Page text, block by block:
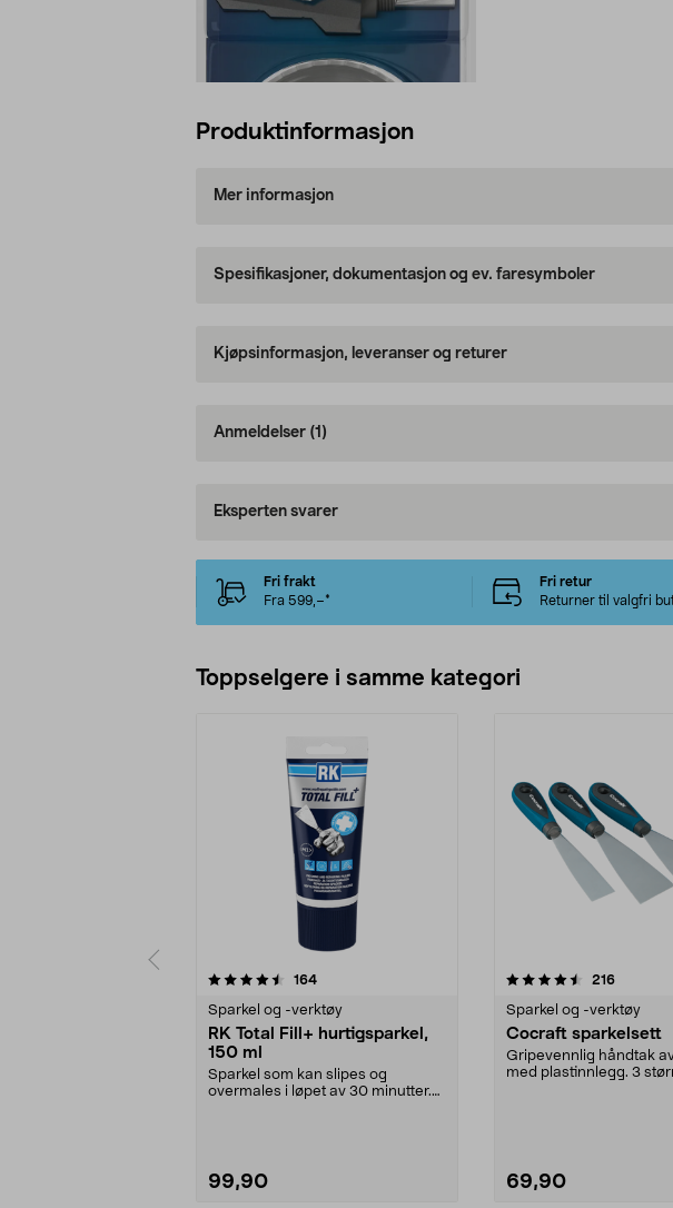
Produktinformasjon
Mer informasjon
Spesifikasjoner, dokumentasjon og ev. faresymboler
Kjøpsinformasjon, leveranser og returer
Anmeldelser (1)
Eksperten svarer
Fri frakt
Fra 599,–*
Fri retur
Returner til valgfri
Toppselgere i samme kategori
164anmeldelser
Sparkel og -verktøy
RK Total Fill+ hurtigsparkel,
150 ml
Sparkel som kan slipes og
overmales i løpet av 30 minutter.
99,90
4.5 av 5 stjerner 216
Sparkel og -verktøy
Cocraft sparkelsett
Gripevennlig håndtak
med plastinnlegg. 3
69,90
4.5 av 5